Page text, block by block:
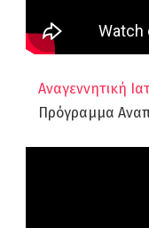
Αναγεννητική
Πρόγραμμα